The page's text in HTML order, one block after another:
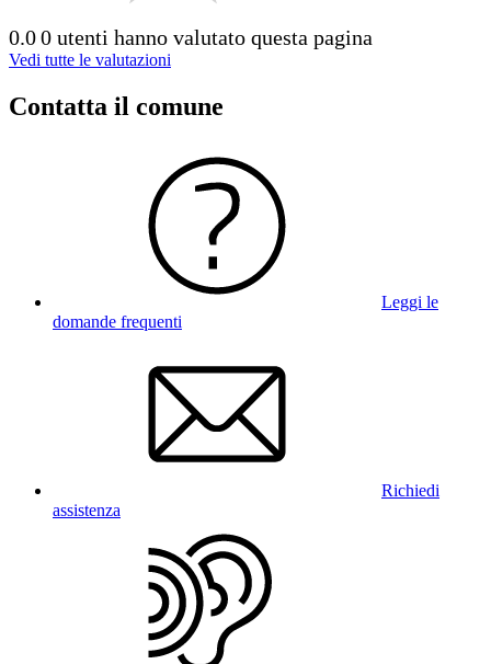
0.00 utenti hanno valutato questa pagina
Vedi tutte le valutazioni
Contatta il comune
Leggi le
domande frequenti
Richiedi
assistenza